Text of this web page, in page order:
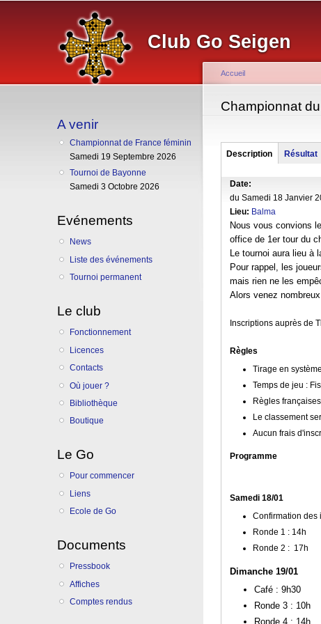
Club Go Seigen
A venir
Championnat de France féminin
Samedi 19 Septembre 2026
Tournoi de Bayonne
Samedi 3 Octobre 2026
Evénements
News
Liste des événements
Tournoi permanent
Le club
Fonctionnement
Licences
Contacts
Où jouer ?
Bibliothèque
Boutique
Le Go
Pour commencer
Liens
Ecole de Go
Documents
Pressbook
Affiches
Comptes rendus
Vous êtes ici
Accueil
Championnat
Groupe
Description (onglet
Résultat
Date:
duSamedi 18 Janvier
Lieu: Balma
Nous vous convions
office de 1er tour du
Le tournoi aura lieu à
Pour rappel, les
mais rien ne les
Alors venez
Inscriptions auprès de
Règles
Tirage en
Temps de jeu :
Règles
Le classement
Aucun frais
Programme
Samedi 18/01
Confirmation des
Ronde 1 : 14h
Ronde 2 : 17h
Dimanche 19/01
Café : 9h30
Ronde 3 : 10h
Ronde 4 : 14h